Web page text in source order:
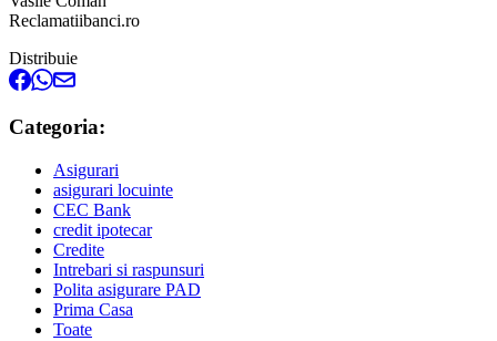
Reclamatiibanci.ro
Distribuie
Categoria:
Asigurari
asigurari locuinte
CEC Bank
credit ipotecar
Credite
Intrebari si raspunsuri
Polita asigurare PAD
Prima Casa
Toate